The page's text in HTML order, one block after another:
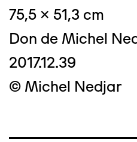
75,5 x 51,3 cm
Don de Michel
2017.12.39
© Michel Nedjar